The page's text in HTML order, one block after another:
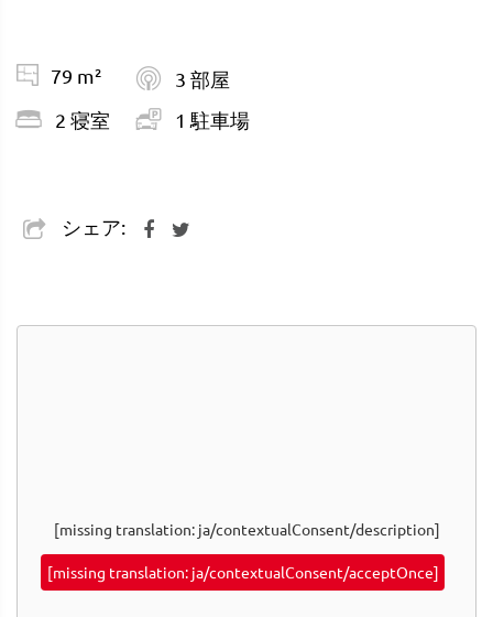
79 m²
2 寝室
3 部屋
1 駐車場
シェア:
[missing translation: ja/contextualConsent/description]
[missing translation: ja/contextualConsent/acceptOnce]